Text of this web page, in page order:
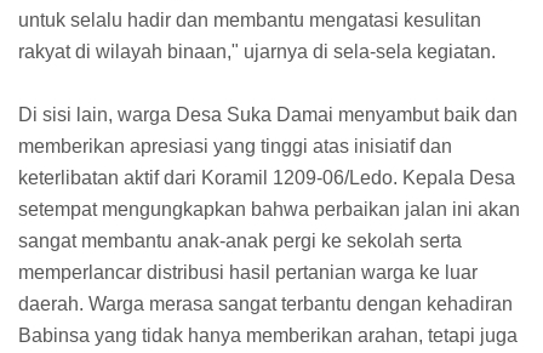
untuk selalu hadir dan membantu mengatasi kesulitan
rakyat di wilayah binaan," ujarnya di sela-sela kegiatan.
Di sisi lain, warga Desa Suka Damai menyambut baik dan
memberikan apresiasi yang tinggi atas inisiatif dan
keterlibatan aktif dari Koramil 1209-06/Ledo. Kepala Desa
setempat mengungkapkan bahwa perbaikan jalan ini akan
sangat membantu anak-anak pergi ke sekolah serta
memperlancar distribusi hasil pertanian warga ke luar
daerah. Warga merasa sangat terbantu dengan kehadiran
Babinsa yang tidak hanya memberikan arahan, tetapi juga